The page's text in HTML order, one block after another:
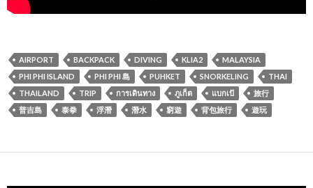
AIRPORT BACKPACK DIVING KLIA2
MALAYSIA
PHI PHI ISLAND
PHI PHI 島 PUHKET SNORKELING
THAI
THAILAND
TRIP การเดินทาง ภูเก็ต แบกเป้
旅行
普吉島
泰拳 浮潛 潛水 窮遊 背包旅行 遊玩